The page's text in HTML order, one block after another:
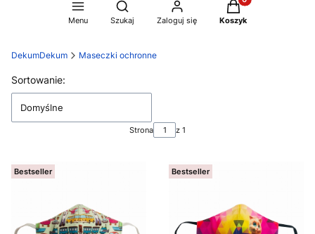
Menu
Otwórz wyszukiwarkę
Szukaj Zaloguj się
Produkty w
Koszyk
DekumDekum Maseczki ochronne
Lista produktów
Sortowanie:
Domyślne
Strona z 1
Bestseller Bestseller